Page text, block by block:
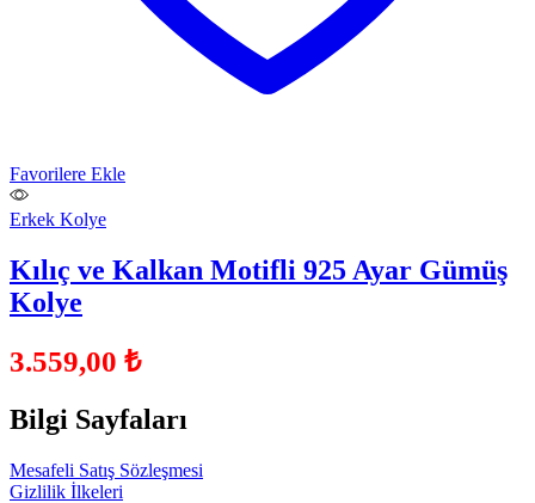
Favorilere Ekle
Erkek Kolye
Kılıç ve Kalkan Motifli 925 Ayar Gümüş
Kolye
3.559,00 ₺
Bilgi Sayfaları
Mesafeli Satış Sözleşmesi
Gizlilik İlkeleri